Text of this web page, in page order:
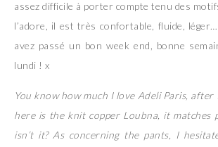
assez difficile à porter compte tenu des
l’adore, il est très confortable, fluide,
avez passé un bon week end, bonne
lundi ! x
You know how much I love Adeli Paris, after
here is the knit copper Loubna, it matches
isn’t it? As concerning the pants, I